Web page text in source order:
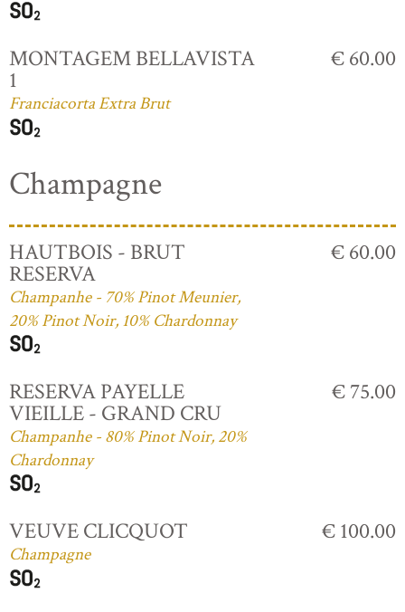
MONTAGEM BELLAVISTA
1
Franciacorta Extra Brut
€ 60.00
Champagne
HAUTBOIS - BRUT
RESERVA
Champanhe - 70% Pinot Meunier,
20% Pinot Noir, 10% Chardonnay
€ 60.00
RESERVA PAYELLE
VIEILLE - GRAND CRU
Champanhe - 80% Pinot Noir, 20%
Chardonnay
€ 75.00
VEUVE CLICQUOT
Champagne
€ 100.00